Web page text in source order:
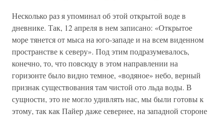
Несколько раз я упоминал об этой открытой воде в
дневнике. Так, 12 апреля в нем записано: «Открытое
море тянется от мыса на юго-западе и на всем виденном
пространстве к северу». Под этим подразумевалось,
конечно, то, что повсюду в этом направлении на
горизонте было видно темное, «водяное» небо, верный
признак существования там чистой ото льда воды. В
сущности, это не могло удивлять нас, мы были готовы к
этому, так как Пайер даже севернее, на западной стороне